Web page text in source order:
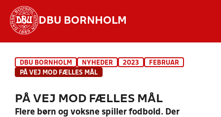
DBU BORNHOLM
HOLD
DBU BORNHOLM NYHEDER 2023
FEBRUAR
PÅ VEJ MOD FÆLLES MÅL
PÅ VEJ MOD FÆLLES MÅL
Flere børn og voksne spiller fodbold. Der